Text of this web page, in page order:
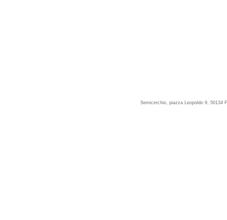
Semicerchio, piazza Leopoldo 9, 50134